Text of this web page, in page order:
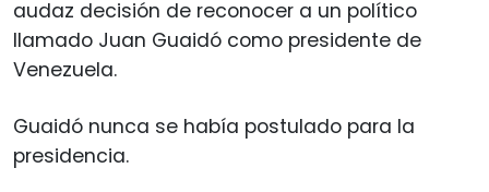
audaz decisión de reconocer a un político
llamado Juan Guaidó como presidente de
Venezuela.
Guaidó nunca se había postulado para la
presidencia.